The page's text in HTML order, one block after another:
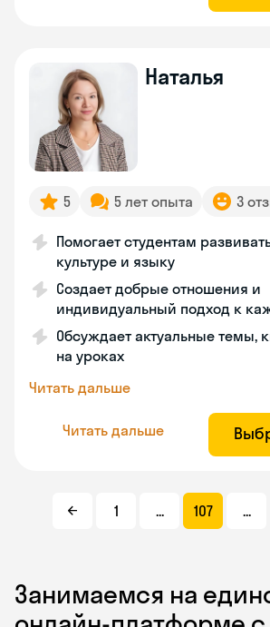
Наталья
5 5 лет опыта 3
Помогает студентам
культуре и языку
Создает добрые отношения и
индивидуальный подход к
Обсуждает актуальные темы,
на уроках
Читать дальше
Читать дальше
1 ... 107 ...
Занимаемся на